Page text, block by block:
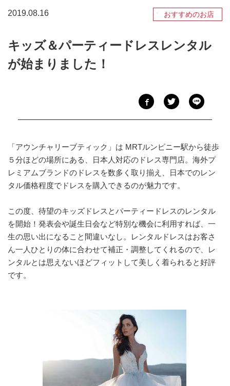
2019.08.16 おすすめのお店
キッズ＆パーティードレスレンタル
が始まりました！
「アウンチャリーブティック」は MRTルンピニー駅から徒歩
５分ほどの場所にある、日本人対応のドレス専門店。海外プ
レミアムブランドのドレスを数多く取り揃え、日本でのレン
タル価格程度でドレスを購入できるのが魅力です。
この度、待望のキッズドレスとパーティードレスのレンタル
を開始！発表会や誕生日会など特別な機会に利用すれば、一
生の思い出になること間違いなし。レンタルドレスはお客さ
ん一人ひとりの体に合わせて補正・調整してくれるので、レ
ンタルとは思えないほどフィットして美しく着られると好評
です。